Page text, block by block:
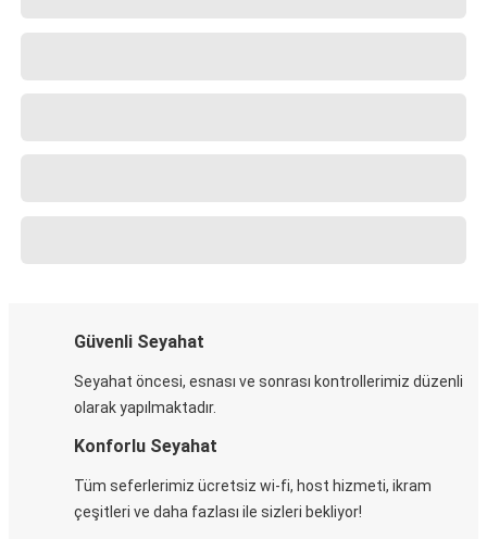
Güvenli Seyahat
Seyahat öncesi, esnası ve sonrası kontrollerimiz düzenli
olarak yapılmaktadır.
Konforlu Seyahat
Tüm seferlerimiz ücretsiz wi-fi, host hizmeti, ikram
çeşitleri ve daha fazlası ile sizleri bekliyor!